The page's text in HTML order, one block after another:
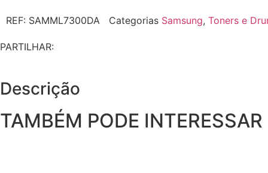
REF: SAMML7300DA Categorias Samsung, Toners e
PARTILHAR:
Descrição
TAMBÉM PODE INTERESSAR